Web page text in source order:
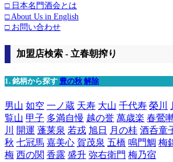
□ 日本名門酒会とは
□ About Us in English
□ お問い合わせ
加盟店検索 - 立春朝搾り
1. 銘柄から探す 豊の秋 解除
男山 如空 一ノ蔵 天寿 大山 千代寿 榮川
覧山 甲子 多満自慢 越の誉 萬歳楽 春鶯
川
開運 蓬莱泉 若戎 旭日 月の桂 酒呑童
秋 七冠馬 嘉美心 賀茂泉 五橋 鳴門鯛 梅
梅 西の関 香露 盛升 弥右衛門 梅乃宿